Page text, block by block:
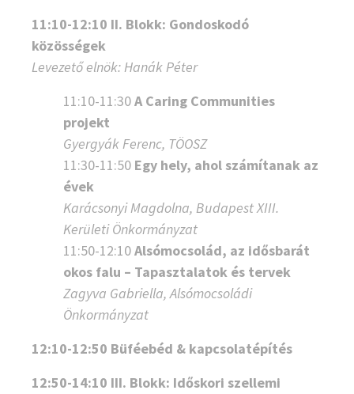
11:10-12:10 II. Blokk: Gondoskodó
közösségek
Levezető elnök:Hanák Péter
11:10-11:30A Caring Communities
projekt
Gyergyák Ferenc, TÖOSZ
11:30-11:50 Egy hely, ahol számítanak az
évek
Karácsonyi Magdolna, Budapest XIII.
Kerületi Önkormányzat
11:50-12:10Alsómocsolád, az idősbarát
okos falu – Tapasztalatok és tervek
Zagyva Gabriella, Alsómocsoládi
Önkormányzat
12:10-12:50 Büféebéd & kapcsolatépítés
12:50-14:10 III. Blokk: Időskori szellemi